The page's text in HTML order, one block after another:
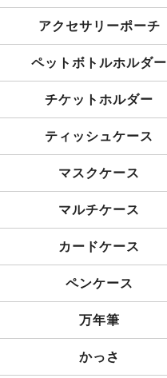
アクセサリーポーチ
ペットボトルホルダー
チケットホルダー
ティッシュケース
マスクケース
マルチケース
カードケース
ペンケース
万年筆
かっさ